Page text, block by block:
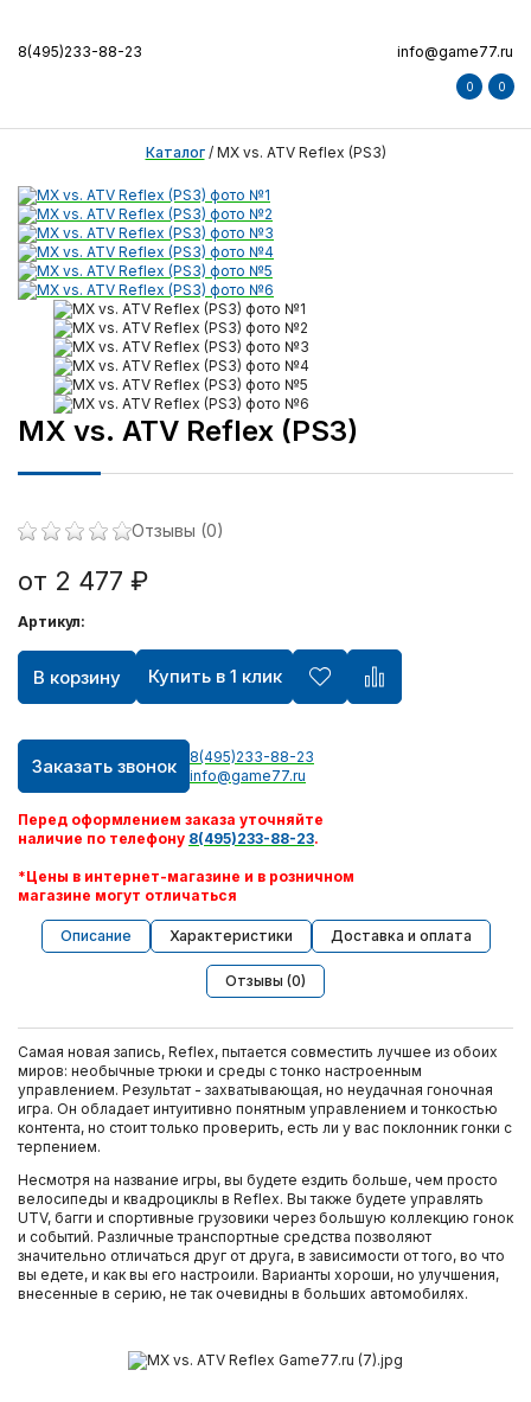
8(495)233-88-23 info@game77.ru
0 0
Каталог/ MX vs. ATV Reflex (PS3)
MX vs. ATV Reflex (PS3)
Отзывы (0)
от 2 477 ₽
Артикул:
В корзину Купить в 1 клик
Заказать звонок
8(495)233-88-23
info@game77.ru
Перед оформлением заказа уточняйте
наличие по телефону 8(495)233-88-23.
*Цены в интернет-магазине и в розничном
магазине могут отличаться
Описание Характеристики Доставка и оплата
Отзывы (0)
Самая новая запись, Reflex, пытается совместить лучшее из обоих
миров: необычные трюки и среды с тонко настроенным
управлением. Результат - захватывающая, но неудачная гоночная
игра. Он обладает интуитивно понятным управлением и тонкостью
контента, но стоит только проверить, есть ли у вас поклонник гонки с
терпением.
Несмотря на название игры, вы будете ездить больше, чем просто
велосипеды и квадроциклы в Reflex. Вы также будете управлять
UTV, багги и спортивные грузовики через большую коллекцию гонок
и событий. Различные транспортные средства позволяют
значительно отличаться друг от друга, в зависимости от того, во что
вы едете, и как вы его настроили. Варианты хороши, но улучшения,
внесенные в серию, не так очевидны в больших автомобилях.